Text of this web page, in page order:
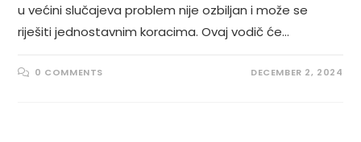
u većini slučajeva problem nije ozbiljan i može se
riješiti jednostavnim koracima. Ovaj vodič će…
0 COMMENTS DECEMBER 2, 2024